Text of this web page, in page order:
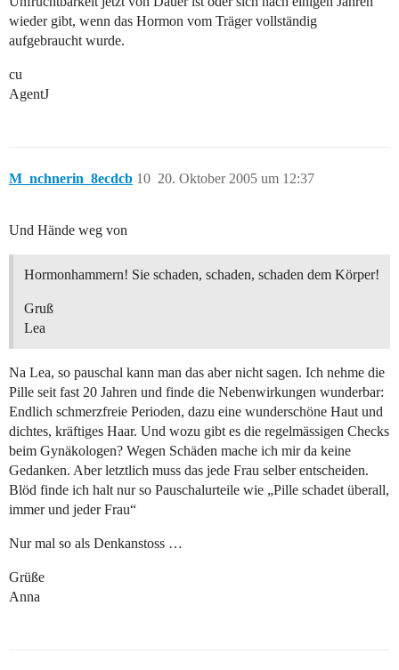
wieder gibt, wenn das Hormon vom Träger vollständig
aufgebraucht wurde.
cu
AgentJ
M_nchnerin_8ecdcb 20. Oktober 2005 um 12:37
10
Und Hände weg von
Hormonhammern! Sie schaden, schaden, schaden dem Körper!
Gruß
Lea
Na Lea, so pauschal kann man das aber nicht sagen. Ich nehme die
Pille seit fast 20 Jahren und finde die Nebenwirkungen wunderbar:
Endlich schmerzfreie Perioden, dazu eine wunderschöne Haut und
dichtes, kräftiges Haar. Und wozu gibt es die regelmässigen Checks
beim Gynäkologen? Wegen Schäden mache ich mir da keine
Gedanken. Aber letztlich muss das jede Frau selber entscheiden.
Blöd finde ich halt nur so Pauschalurteile wie „Pille schadet überall,
immer und jeder Frau“
Nur mal so als Denkanstoss …
Grüße
Anna